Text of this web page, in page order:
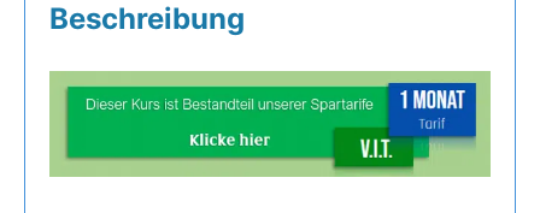
Beschreibung